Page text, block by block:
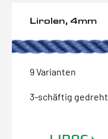
Lirolen, 4mm
9 Varianten
3-schäftig gedreht